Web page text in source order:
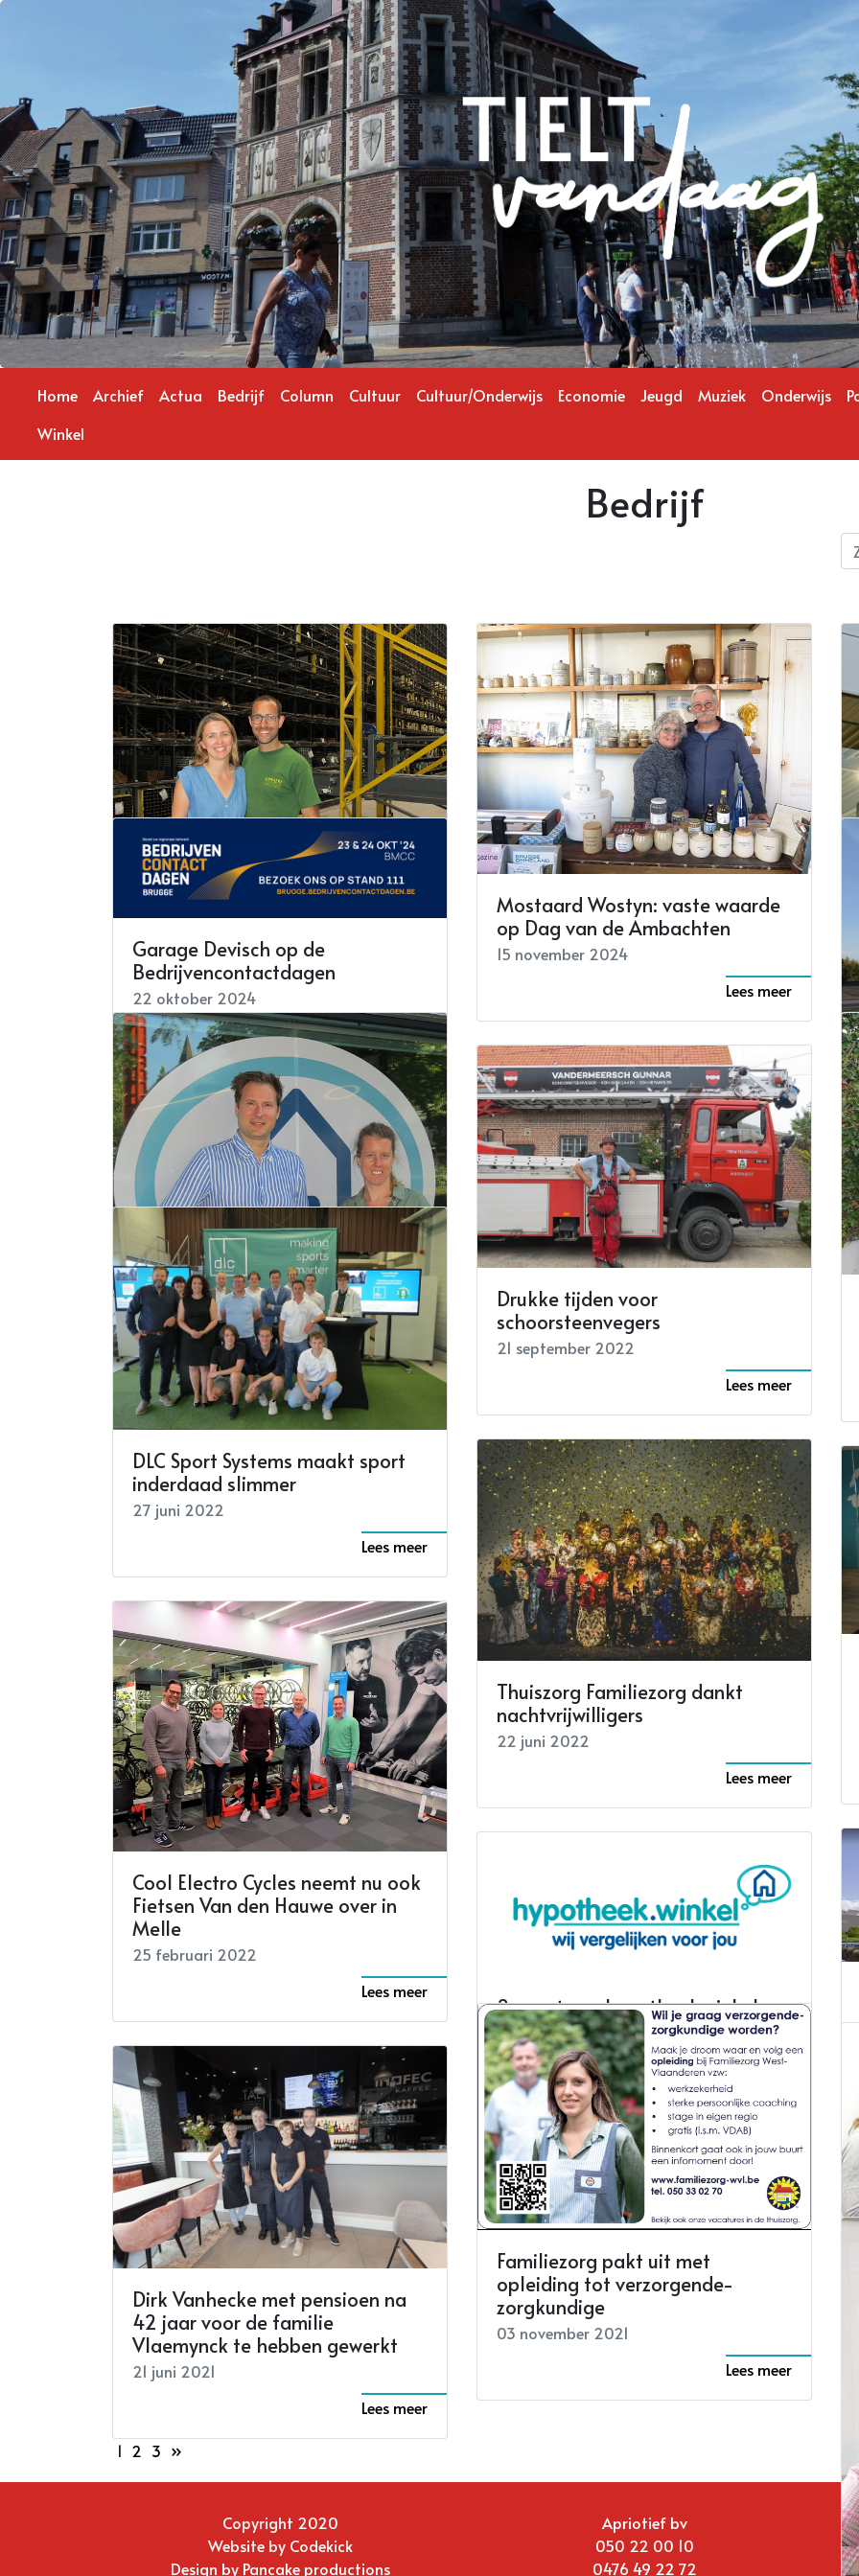
Home Archief Actua Bedrijf Column Cultuur Cultuur/Onderwijs Economie Jeugd Muziek Onderwijs
Winkel
Bedrijf
Koddaert metalen in nieuwe
14 augustus 2025
Mostaard Wostyn: vaste waarde
op Dag van de Ambachten
15 november 2024
Lees meer
Garage Devisch op de
Bedrijvencontactdagen
22 oktober 2024
Lees meer
Hypotheek.winkel zoekt een
hypotheekexpert kantoor Veurne
09 september 2024
Lees meer
Drukke tijden voor
schoorsteenvegers
21 september 2022
Lees meer
DLC Sport Systems maakt sport
inderdaad slimmer
27 juni 2022
Lees meer
Thuiszorg Familiezorg dankt
nachtvrijwilligers
22 juni 2022
Lees meer
Cool Electro Cycles neemt nu ook
Fietsen Van den Hauwe over in
Melle
25 februari 2022
Lees meer
2 vacatures hypotheek.winkel
04 december 2021
Lees meer
Familiezorg pakt uit met
opleiding tot verzorgende-
zorgkundige
03 november 2021
Lees meer
Dirk Vanhecke met pensioen na
42 jaar voor de familie
Vlaemynck te hebben gewerkt
21 juni 2021
Lees meer
1 2 3 »
Copyright 2020
Website by Codekick
Design by Pancake productions
Apriotief bv
050 22 00 10
0476 49 22 72